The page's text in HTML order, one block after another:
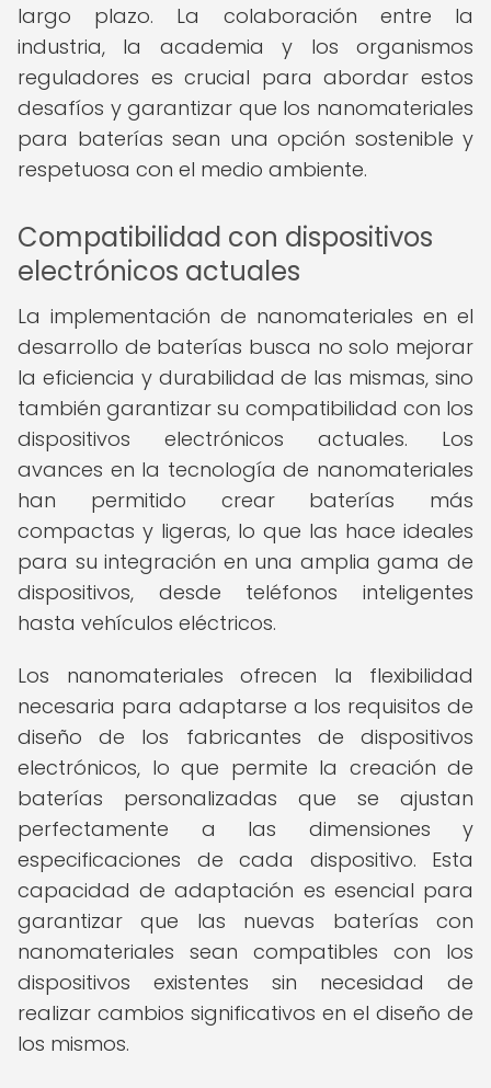
largo plazo. La colaboración entre la
industria, la academia y los organismos
reguladores es crucial para abordar estos
desafíos y garantizar que los nanomateriales
para baterías sean una opción sostenible y
respetuosa con el medio ambiente.
Compatibilidad con dispositivos
electrónicos actuales
La implementación de nanomateriales en el
desarrollo de baterías busca no solo mejorar
la eficiencia y durabilidad de las mismas, sino
también garantizar su compatibilidad con los
dispositivos electrónicos actuales. Los
avances en la tecnología de nanomateriales
han permitido crear baterías más
compactas y ligeras, lo que las hace ideales
para su integración en una amplia gama de
dispositivos, desde teléfonos inteligentes
hasta vehículos eléctricos.
Los nanomateriales ofrecen la flexibilidad
necesaria para adaptarse a los requisitos de
diseño de los fabricantes de dispositivos
electrónicos, lo que permite la creación de
baterías personalizadas que se ajustan
perfectamente a las dimensiones y
especificaciones de cada dispositivo. Esta
capacidad de adaptación es esencial para
garantizar que las nuevas baterías con
nanomateriales sean compatibles con los
dispositivos existentes sin necesidad de
realizar cambios significativos en el diseño de
los mismos.